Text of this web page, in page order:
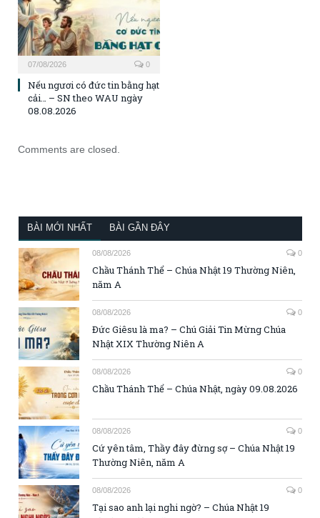
07/08/2026 0
Nếu ngươi có đức tin bằng hạt
cải… – SN theo WAU ngày
08.08.2026
Comments are closed.
BÀI MỚI NHẤT BÀI GẦN ĐÂY
08/08/2026 0
Chầu Thánh Thể – Chúa Nhật 19 Thường Niên,
năm A
08/08/2026 0
Đức Giêsu là ma? – Chú Giải Tin Mừng Chúa
Nhật XIX Thường Niên A
08/08/2026 0
Chầu Thánh Thể – Chúa Nhật, ngày 09.08.2026
08/08/2026 0
Cứ yên tâm, Thầy đây đừng sợ – Chúa Nhật 19
Thường Niên, năm A
08/08/2026 0
Tại sao anh lại nghi ngờ? – Chúa Nhật 19